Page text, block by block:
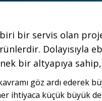
bir servis olan
Dolayısıyla
bir altyapıya
göz ardı ederek
ihtiyaca küçük büyük